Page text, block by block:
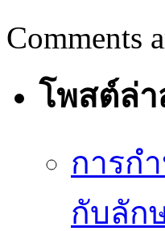
Comments
โพสต์ล่
การก
กับลัก